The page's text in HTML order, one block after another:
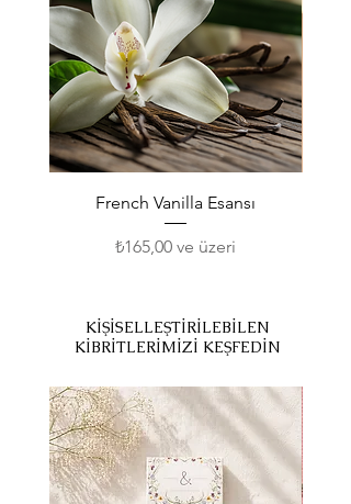
French Vanilla Esansı
₺165,00 ve üzeri
İndirimli Fiyat
KİŞİSELLEŞTİRİLEBİLEN
KİBRİTLERİMİZİ KEŞFEDİN